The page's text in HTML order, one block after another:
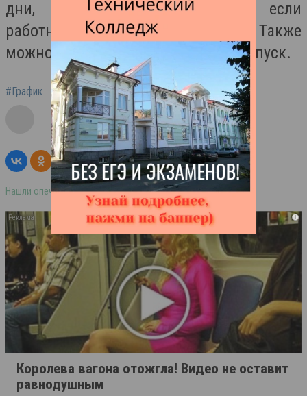
дни, сверхурочной работы или если
работник является донором крови. Также
можно использовать ежегодный отпуск.
#График #Выходные #2024
Нашли опечатку в тексте? Выделите её и нажмите ctrl+enter
i
Королева вагона отожгла! Видео не оставит
равнодушным